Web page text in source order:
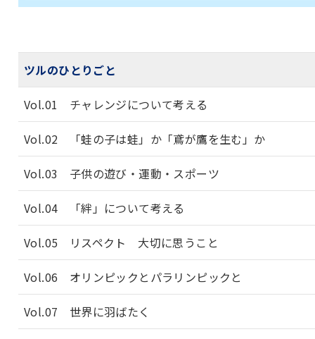
ツルのひとりごと
Vol.01 チャレンジについて考える
Vol.02 「蛙の子は蛙」か「鳶が鷹を生む」か
Vol.03 子供の遊び・運動・スポーツ
Vol.04 「絆」について考える
Vol.05 リスペクト 大切に思うこと
Vol.06 オリンピックとパラリンピックと
Vol.07 世界に羽ばたく